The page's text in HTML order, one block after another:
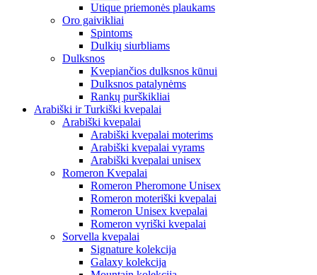
Utique priemonės plaukams
Oro gaivikliai
Spintoms
Dulkių siurbliams
Dulksnos
Kvepiančios dulksnos kūnui
Dulksnos patalynėms
Rankų purškikliai
Arabiški ir Turkiški kvepalai
Arabiški kvepalai
Arabiški kvepalai moterims
Arabiški kvepalai vyrams
Arabiški kvepalai unisex
Romeron Kvepalai
Romeron Pheromone Unisex
Romeron moteriški kvepalai
Romeron Unisex kvepalai
Romeron vyriški kvepalai
Sorvella kvepalai
Signature kolekcija
Galaxy kolekcija